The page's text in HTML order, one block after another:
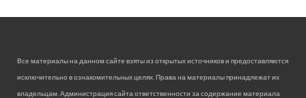
Все материалы на данном сайте взяты из открытых источников и предоставляются
исключительно в ознакомительных целях. Права на материалы принадлежат их
владельцам. Администрация сайта ответственности за содержание материала